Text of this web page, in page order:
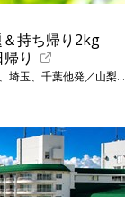
持ち帰り2kg
り
サンケイツアーズ • 東京・新宿、池袋、神奈川・横浜、埼玉、千葉他発／山梨・一宮、勝沼